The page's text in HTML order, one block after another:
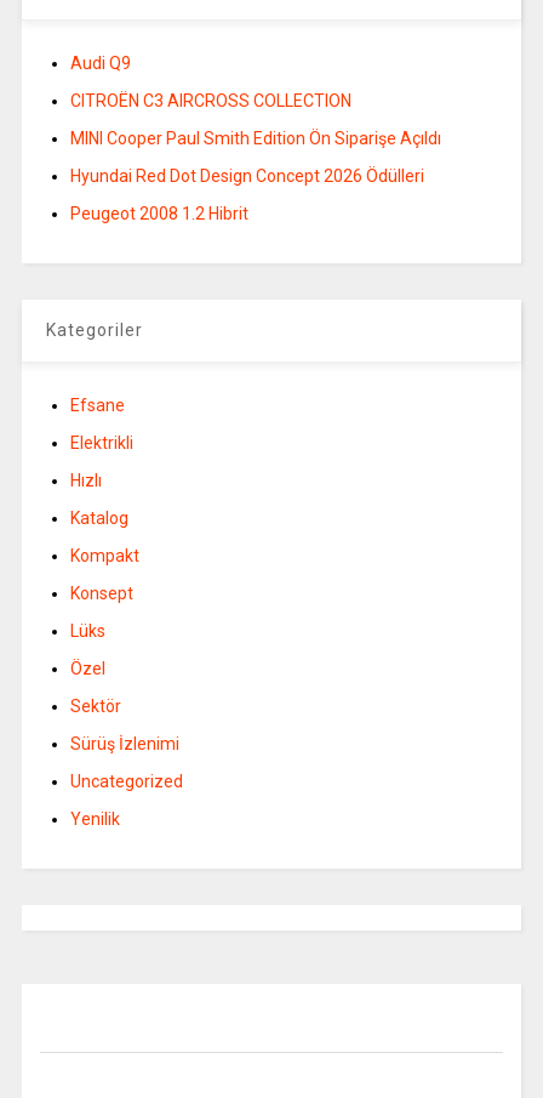
Audi Q9
CITROËN C3 AIRCROSS COLLECTION
MINI Cooper Paul Smith Edition Ön Siparişe Açıldı
Hyundai Red Dot Design Concept 2026 Ödülleri
Peugeot 2008 1.2 Hibrit
Kategoriler
Efsane
Elektrikli
Hızlı
Katalog
Kompakt
Konsept
Lüks
Özel
Sektör
Sürüş İzlenimi
Uncategorized
Yenilik